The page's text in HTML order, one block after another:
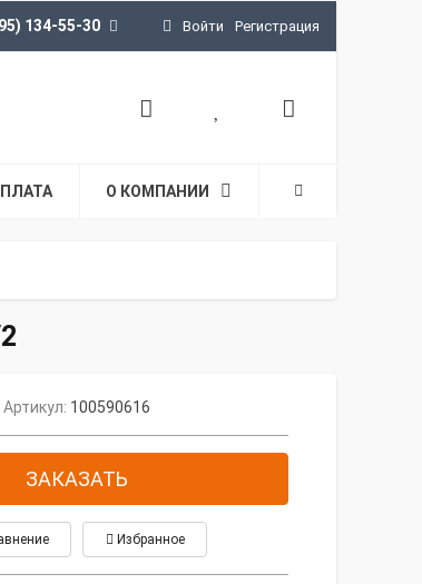
134-55-30 Войти Регистрация
О КОМПАНИИ
Артикул: 100590616
ЗАКАЗАТЬ
Избранное